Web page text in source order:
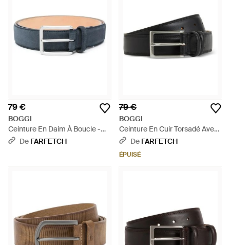
79 €
BOGGI
Ceinture En Daim À Boucle -
BleuDe FARFETCH
79 €
BOGGI
Ceinture En Cuir Torsadé Avec
Coutures Saddle - Noir
De FARFETCH
ÉPUISÉ